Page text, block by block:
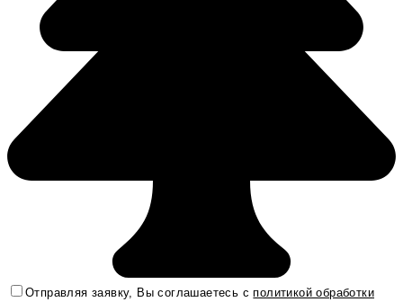
Отправляя заявку, Вы соглашаетесь сполитикой обработки